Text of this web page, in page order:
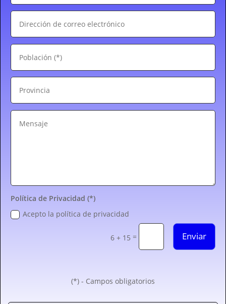
Política de Privacidad (*)
Acepto la política de privacidad
6 + 15 = Enviar
(*) - Campos obligatorios